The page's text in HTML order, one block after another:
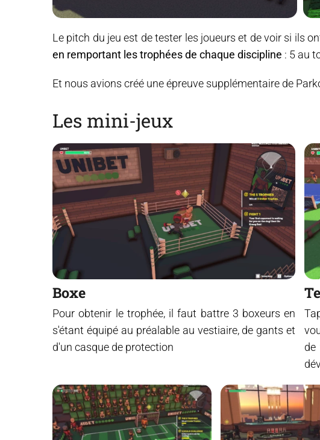
Le pitch du jeu est de tester les joueurs et de voir si ils
en remportant les trophées de chaque discipline : 5 au
Et nous avions créé une épreuve supplémentaire de
Les mini-jeux
Boxe
Pour obtenir le trophée, il faut battre 3 boxeurs en
s'étant équipé au préalable au vestiaire, de gants et
d'un casque de protection
de